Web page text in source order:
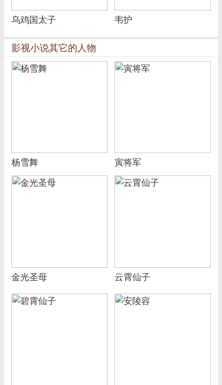
乌鸡国太子 韦护
影视小说其它的人物
杨雪舞 寅将军
金光圣母 云霄仙子